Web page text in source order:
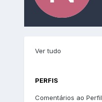
Ver tudo
PERFIS
Comentários ao Perfil